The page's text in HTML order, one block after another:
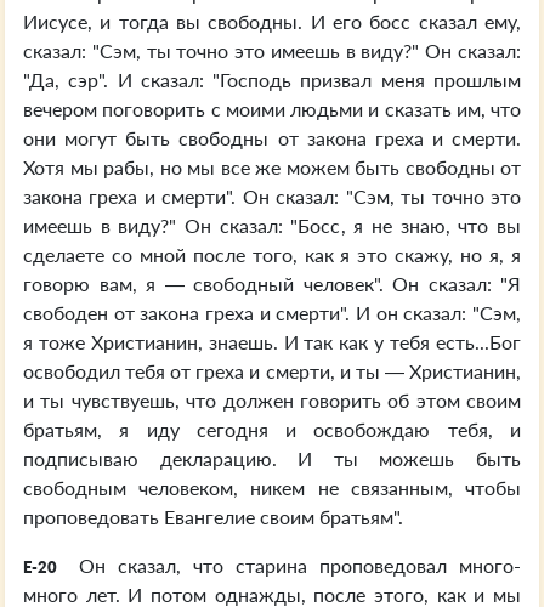
Иисусе, и тогда вы свободны. И его босс сказал ему,
сказал: "Сэм, ты точно это имеешь в виду?" Он сказал:
"Да, сэр". И сказал: "Господь призвал меня прошлым
вечером поговорить с моими людьми и сказать им, что
они могут быть свободны от закона греха и смерти.
Хотя мы рабы, но мы все же можем быть свободны от
закона греха и смерти". Он сказал: "Сэм, ты точно это
имеешь в виду?" Он сказал: "Босс, я не знаю, что вы
сделаете со мной после того, как я это скажу, но я, я
говорю вам, я — свободный человек". Он сказал: "Я
свободен от закона греха и смерти". И он сказал: "Сэм,
я тоже Христианин, знаешь. И так как у тебя есть...Бог
освободил тебя от греха и смерти, и ты — Христианин,
и ты чувствуешь, что должен говорить об этом своим
братьям, я иду сегодня и освобождаю тебя, и
подписываю декларацию. И ты можешь быть
свободным человеком, никем не связанным, чтобы
проповедовать Евангелие своим братьям".
E-20
Он сказал, что старина проповедовал много-
много лет. И потом однажды, после этого, как и мы